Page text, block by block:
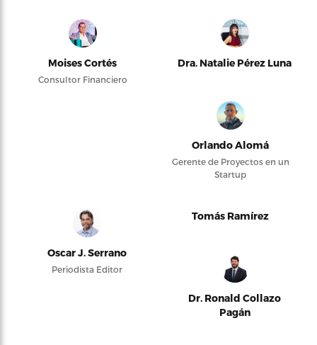
Moises Cortés
Consultor Financiero
Dra. Natalie Pérez Luna
Orlando Alomá
Gerente de Proyectos en un
Startup
Oscar J. Serrano
Periodista Editor
Tomás Ramírez
Dr. Ronald Collazo
Pagán